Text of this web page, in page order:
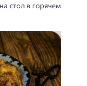
стол в горячем